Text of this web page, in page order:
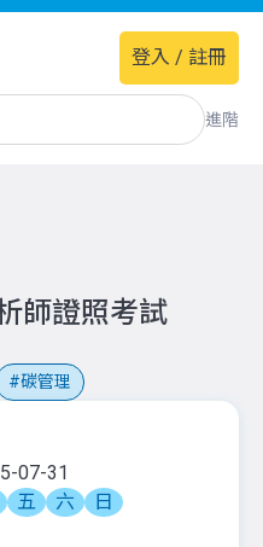
進階
登入 / 註冊
師證照考試
碳管理
07-31
五 六
日